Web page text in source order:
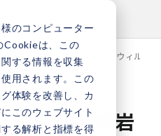
のコンピューター
Cookieは、この
する情報を収集
用されます。この
体験を改善し、カ
このウェブサイト
る解析と指標を得
リース】岩手県岩手町とバイウィル
ス】岩手県岩